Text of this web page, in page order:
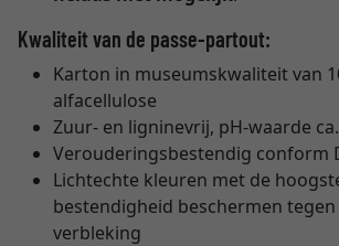
Kwaliteit van de passe-partout:
Karton in museumskwaliteit van
alfacellulose
Zuur- en ligninevrij, pH-waarde
Verouderingsbestendig conform
Lichtechte kleuren met de
bestendigheid beschermen
verbleking